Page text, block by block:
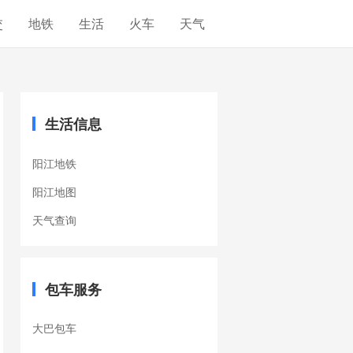
地铁 生活 火车 天气
生活信息
阳江地铁
阳江地图
天气查询
包车服务
大巴包车